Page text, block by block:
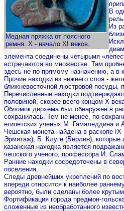
Медная пряжка от поясного
ремня. Х - начало XI веков.
В
Из
элемента соединены четырьмя
встречаются во множестве. Там
здесь не по прямому назначению, а в
Прочие находки из нижнего слоя -
ближневосточной люстровой посуды,
Перечисленные находки
половиной, скорее всего концом Х
Обломок дирхема был обнаружен в
сохранилась. Тем не менее, по
египетских ученых М. Гамаледдина
Чешская монета найдена в раскопе
Эрмитаж), Б. Клуге (Берлин), которые
казанская находка является
чешского ученого, профессора И.
Ранние находки сосредоточены в
поселения.
Следы древнейших укреплений по
впереди относится к наиболее
вероятно, были сделаны более
Фортификация города предмон-
сложенные из необработанного